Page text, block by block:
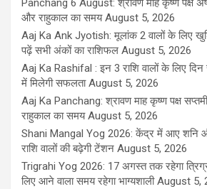
Panchang 6 August: श्रावण माह कृष्ण पक्ष
और राहुकाल का समय August 5, 2026
Aaj Ka Ank Jyotish: मूलांक 2 वालों के लिए
पढ़ें सभी अंकों का राशिफल August 5, 2026
Aaj Ka Rashifal : इन 3 राशि वालों के लिए दिन
में मिलेगी सफलता August 5, 2026
Aaj Ka Panchang: श्रावण माह कृष्ण पक्ष
राहुकाल का समय August 5, 2026
Shani Mangal Yog 2026: केंद्र में आए शनि
राशि वालों की बढ़ेगी टेंशन August 5, 2026
Trigrahi Yog 2026: 17 अगस्त तक रहेगा
लिए आने वाला समय रहेगा भाग्यशाली August 5,